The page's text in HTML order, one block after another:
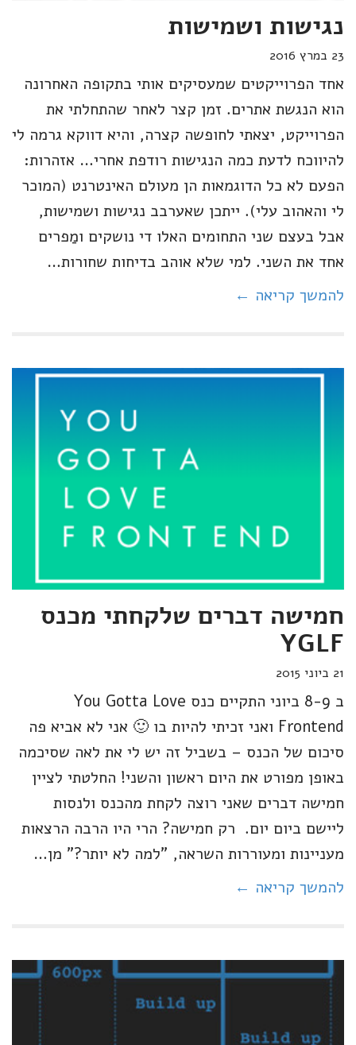
נגישות ושמישות
23 במרץ 2016
אחד הפרוייקטים שמעסיקים אותי בתקופה האחרונה
הוא הנגשת אתרים. זמן קצר לאחר שהתחלתי את
הפרוייקט, יצאתי לחופשה קצרה, והיא דווקא גרמה לי
להיווכח לדעת כמה הנגישות רודפת אחרי… אזהרות:
הפעם לא כל הדוגמאות הן מעולם האינטרנט (המוכר
לי והאהוב עלי). ייתכן שאערבב נגישות ושמישות,
אבל בעצם שני התחומים האלו די נושקים ומַפרים
אחד את השני. למי שלא אוהב בדיחות שחורות…
להמשך קריאה ←
חמישה דברים שלקחתי מכנס
YGLF
21 ביוני 2015
ב 8-9 ביוני התקיים כנס You Gotta Love
Frontend ואני זכיתי להיות בו 🙂 אני לא אביא פה
סיכום של הכנס – בשביל זה יש לי את לאה שסיכמה
באופן מפורט את היום ראשון והשני! החלטתי לציין
חמישה דברים שאני רוצה לקחת מהכנס ולנסות
ליישם ביום יום. רק חמישה? הרי היו הרבה הרצאות
מעניינות ומעוררות השראה, "למה לא יותר?" מן…
להמשך קריאה ←